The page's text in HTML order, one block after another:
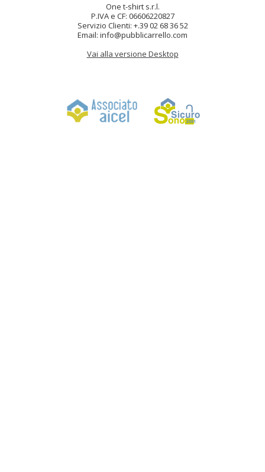
One t-shirt s.r.l.
P.IVA e CF: 06606220827
Servizio Clienti: +.39 02 68 36 52
Email: info@pubblicarrello.com
Vai alla versione Desktop